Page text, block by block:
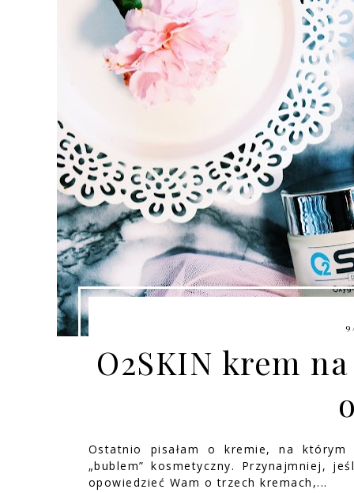
O2SKIN krem
Ostatnio pisałam o kremie, na
„bublem” kosmetyczny. Przynajmniej,
opowiedzieć Wam o trzech kremach,...